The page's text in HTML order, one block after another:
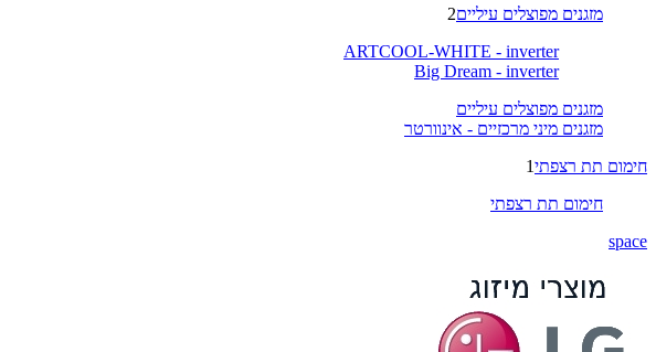
מזגנים מפוצלים עיליים2
ARTCOOL-WHITE - inverter
Big Dream - inverter
מזגנים מפוצלים עיליים
מזגנים מיני מרכזיים - אינוורטר
חימום תת רצפתי1
חימום תת רצפתי
space